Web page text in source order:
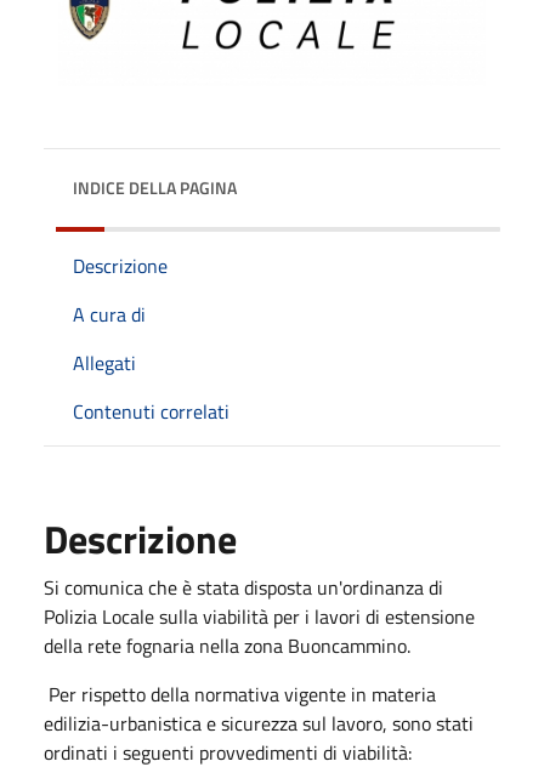
INDICE DELLA PAGINA
Descrizione
A cura di
Allegati
Contenuti correlati
Descrizione
Si comunica che è stata disposta un'ordinanza di
Polizia Locale sulla viabilità per i lavori di estensione
della rete fognaria nella zona Buoncammino.
Per rispetto della normativa vigente in materia
edilizia-urbanistica e sicurezza sul lavoro, sono stati
ordinati i seguenti provvedimenti di viabilità: